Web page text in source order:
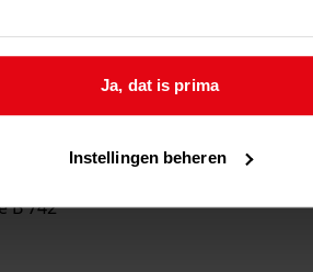
Ja, dat is prima
Instellingen beheren
B 742